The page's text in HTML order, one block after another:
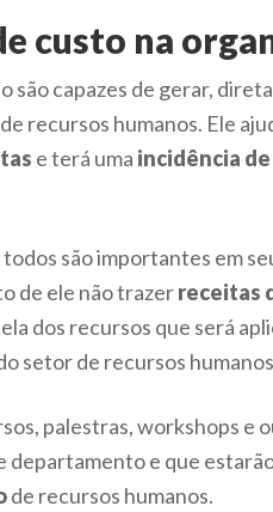
custo na
são capazes de gerar,
recursos humanos. Ele
e terá uma incidência
são importantes em
de ele não trazerreceitas
dos recursos que será
setor de recursos
palestras, workshops e
departamento e que
de recursos humanos.